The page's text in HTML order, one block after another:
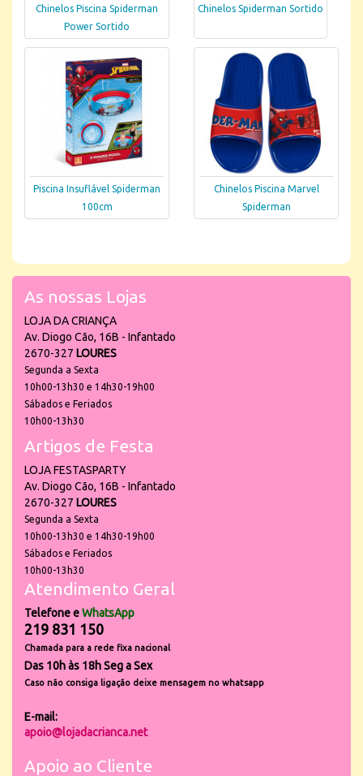
Chinelos Piscina Spiderman
Power Sortido
Chinelos Spiderman Sortido
Piscina Insuflável Spiderman
100cm
Chinelos Piscina Marvel
Spiderman
As nossas Lojas
LOJA DA CRIANÇA
Av. Diogo Cão, 16B - Infantado
2670-327 LOURES
Segunda a Sexta
10h00-13h30 e 14h30-19h00
Sábados e Feriados
10h00-13h30
Artigos de Festa
LOJA FESTASPARTY
Av. Diogo Cão, 16B - Infantado
2670-327 LOURES
Segunda a Sexta
10h00-13h30 e 14h30-19h00
Sábados e Feriados
10h00-13h30
Atendimento Geral
Telefone eWhatsApp
219 831 150
Chamada para a rede fixa nacional
Das 10h às 18h Seg a Sex
Caso não consiga ligação deixe mensagem no whatsapp
E-mail:
apoio@lojadacrianca.net
Apoio ao Cliente